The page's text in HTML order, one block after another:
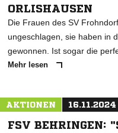
ORLISHAUSEN
Die Frauen des SV
ungeschlagen, sie haben in
gewonnen. Ist sogar die
Mehr lesen
AKTIONEN
FSV BEHRINGEN: